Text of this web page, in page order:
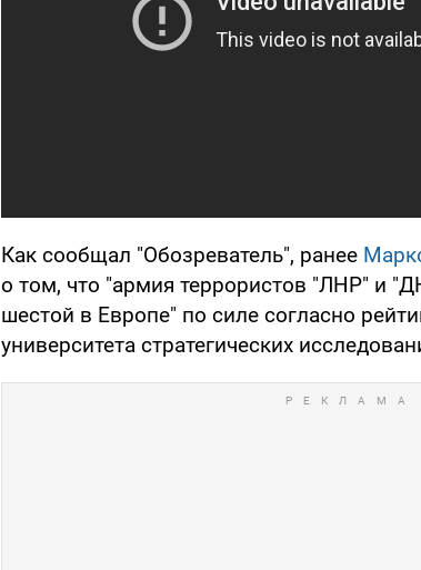
Как сообщал "Обозреватель", ранее
о том, что "армия террористов "ЛНР" и
шестой в Европе" по силе согласно
университета стратегических